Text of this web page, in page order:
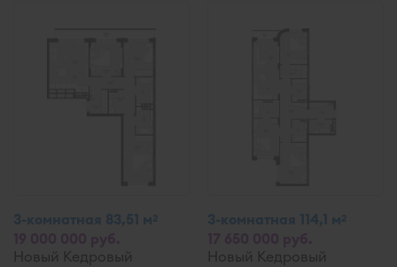
3-комнатная 83,51 м2
Новый Кедровый
3-комнатная 114,1 м2
Новый Кедровый